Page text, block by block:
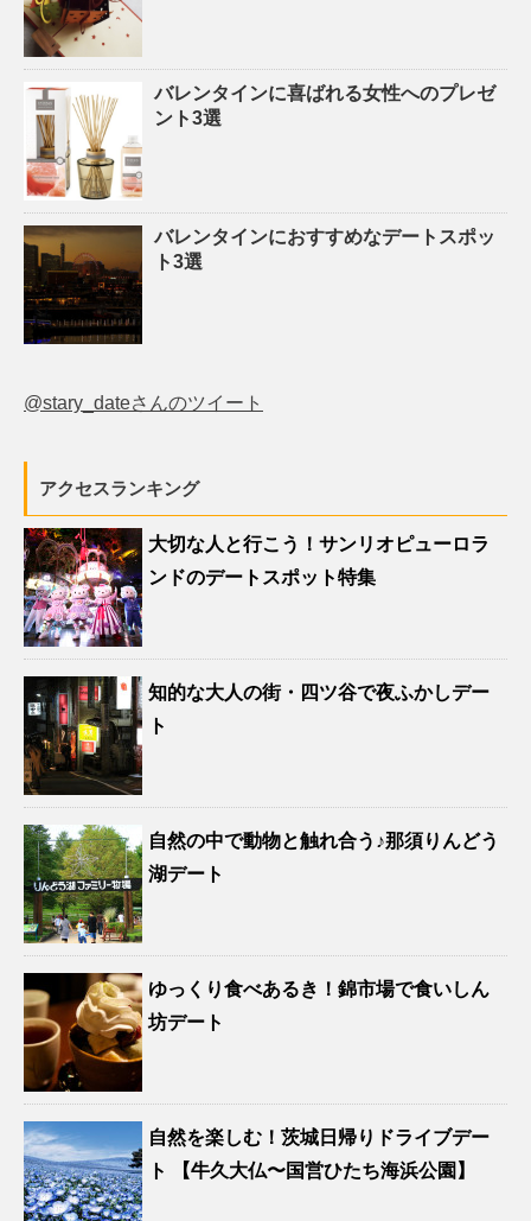
バレンタインに喜ばれる女性へのプレゼ
ント3選
バレンタインにおすすめなデートスポッ
ト3選
@stary_dateさんのツイート
アクセスランキング
大切な人と行こう！サンリオピューロラ
ンドのデートスポット特集
知的な大人の街・四ツ谷で夜ふかしデー
ト
自然の中で動物と触れ合う♪那須りんどう
湖デート
ゆっくり食べあるき！錦市場で食いしん
坊デート
自然を楽しむ！茨城日帰りドライブデー
ト 【牛久大仏〜国営ひたち海浜公園】